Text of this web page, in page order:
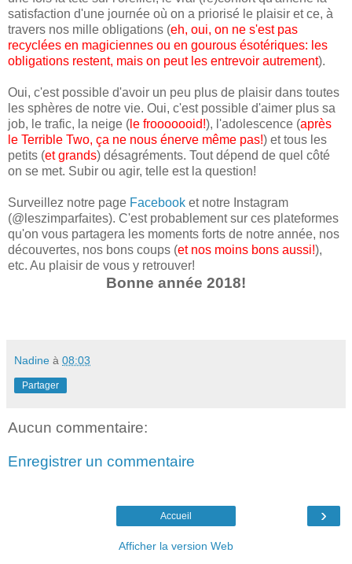
satisfaction d'une journée où on a priorisé le plaisir et ce, à
travers nos mille obligations (eh, oui, on ne s'est pas
recyclées en magiciennes ou en gourous ésotériques: les
obligations restent, mais on peut les entrevoir autrement).
Oui, c'est possible d'avoir un peu plus de plaisir dans toutes
les sphères de notre vie. Oui, c'est possible d'aimer plus sa
job, le trafic, la neige ( le frooooooid!), l'adolescence (après
le Terrible Two, ça ne nous énerve même pas!) et tous les
petits (et grands) désagréments. Tout dépend de quel côté
on se met. Subir ou agir, telle est la question!
Surveillez notre page Facebook et notre Instagram
(@leszimparfaites). C'est probablement sur ces plateformes
qu'on vous partagera les moments forts de notre année, nos
découvertes, nos bons coups (et nos moins bons aussi!),
etc. Au plaisir de vous y retrouver!
Bonne année 2018!
Nadine à 08:03
Partager
Aucun commentaire:
Enregistrer un commentaire
›
Accueil
Afficher la version Web